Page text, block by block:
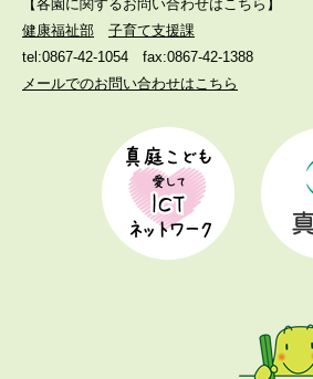
【各園に関するお問い合わせはこちら】
健康福祉部
子育て支援課
tel:0867-42-1054
fax:0867-42-1388
メールでのお問い合わせはこちら